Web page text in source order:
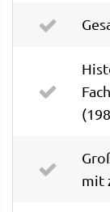
mit